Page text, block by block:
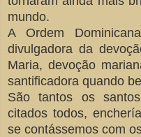
mundo.
A Ordem
divulgadora da
Maria, devoção
santificadora quando
São tantos os
citados todos,
se contássemos com